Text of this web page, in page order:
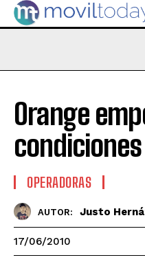
Orange
OPERADORAS
AUTOR: Justo
17/06/2010